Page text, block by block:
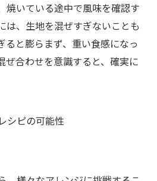
焼いている途中で風味を確認す
は、生地を混ぜすぎないことも
ると膨らまず、重い食感になっ
ぜ合わせを意識すると、確実に
シピの可能性